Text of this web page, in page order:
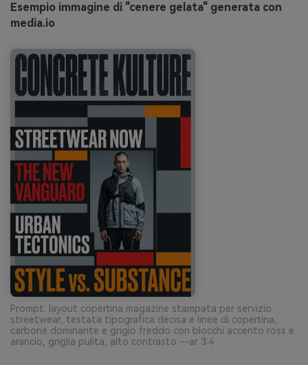
Esempio immagine di "cenere gelata" generata con
media.io
Prompt: layout copertina magazine stampata per servizio
streetwear, testata tipografica decisa e linee di copertina,
carbone dominante e grigio freddo con blocchi accento ross e
arancio, griglia pulita, alto contrasto --ar 3:4